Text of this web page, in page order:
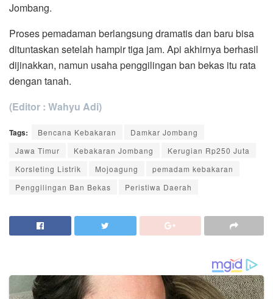
Jombang.
Proses pemadaman berlangsung dramatis dan baru bisa
dituntaskan setelah hampir tiga jam. Api akhirnya berhasil
dijinakkan, namun usaha penggilingan ban bekas itu rata
dengan tanah.
(Editor : Wahyu Adi)
Tags: Bencana Kebakaran
Damkar Jombang
Jawa Timur
Kebakaran Jombang
Kerugian Rp250 Juta
Korsleting Listrik
Mojoagung
pemadam kebakaran
Penggilingan Ban Bekas
Peristiwa Daerah